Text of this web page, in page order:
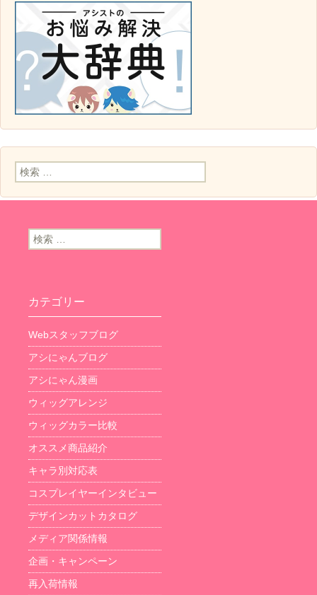
検索:
検索:
カテゴリー
Webスタッフブログ
アシにゃんブログ
アシにゃん漫画
ウィッグアレンジ
ウィッグカラー比較
オススメ商品紹介
キャラ別対応表
コスプレイヤーインタビュー
デザインカットカタログ
メディア関係情報
企画・キャンペーン
再入荷情報